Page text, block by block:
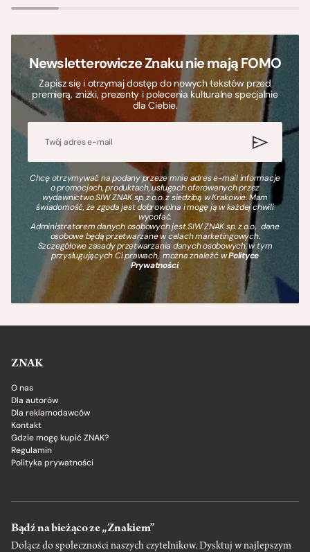
Newsletterowicze Znaku nie mają FOMO
Zapisz się i otrzymaj dostęp do nowych tekstów przed
premierą, zniżki, prezenty i polecenia kulturalne specjalnie
dla Ciebie.
Chcę otrzymywać na podany przeze mnie adres e-mail informacje
o promocjach, produktach, usługach oferowanych przez
wydawnictwo SIW ZNAK sp. z o.o. z siedzibą w Krakowie. Mam
świadomość, że zgoda jest dobrowolna i mogę ją w każdej chwili
wycofać.
Administratorem danych osobowych jest SIW ZNAK sp. z o.o., dane
osobowe będą przetwarzane w celach marketingowych.
Szczegółowe zasady przetwarzania danych osobowych, w tym
przysługujących Ci prawach, można znaleźć wPolityce
Prywatności.
ZNAK
O nas
Dla autorów
Dla reklamodawców
Kontakt
Gdzie mogę kupić ZNAK?
Regulamin
Polityka prywatności
Bądź na bieżąco ze „Znakiem”
Dołącz do społeczności naszych czytelnikow. Dysktuj w najlepszym